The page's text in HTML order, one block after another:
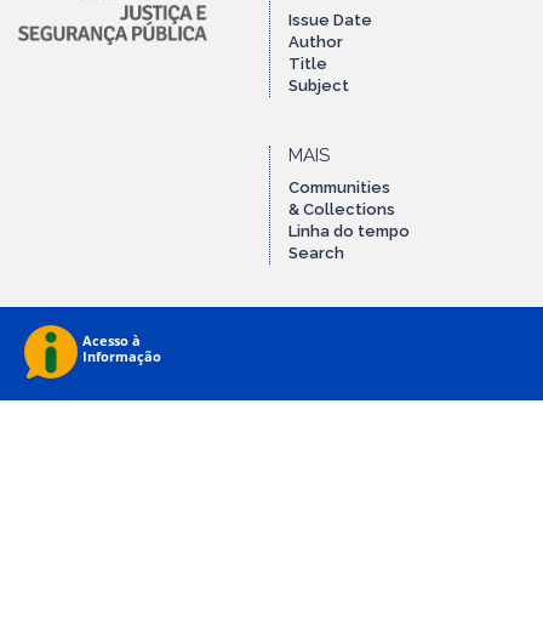
Issue Date
Author
Title
Subject
MAIS
Communities
& Collections
Linha do tempo
Search